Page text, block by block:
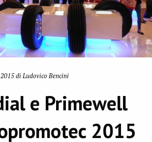
di Ludovico Bencini
e Primewell
2015